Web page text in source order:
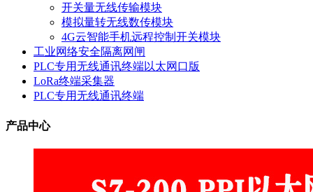
开关量无线传输模块
模拟量转无线数传模块
4G云智能手机远程控制开关模块
工业网络安全隔离网闸
PLC专用无线通讯终端以太网口版
LoRa终端采集器
PLC专用无线通讯终端
产品中心